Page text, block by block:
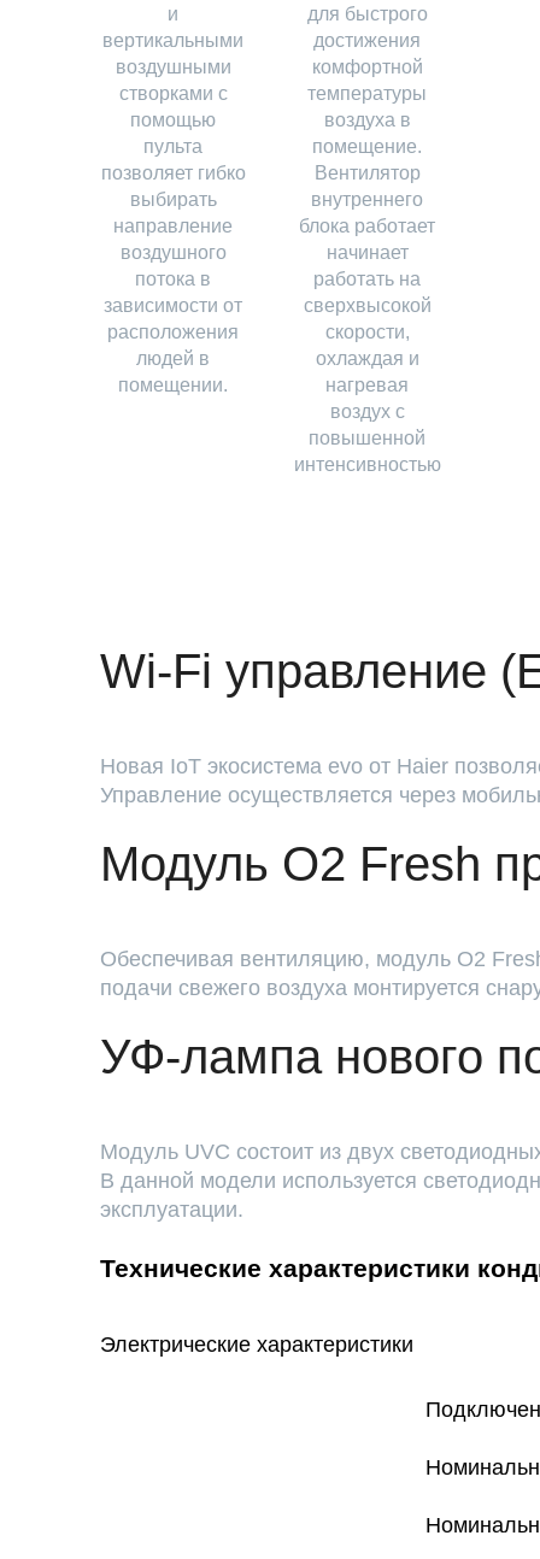
и
вертикальными
воздушными
створками с
помощью
пульта
позволяет гибко
выбирать
направление
воздушного
потока в
зависимости от
расположения
людей в
помещении.
для быстрого
достижения
комфортной
температуры
воздуха в
помещение.
Вентилятор
внутреннего
блока работает
начинает
работать на
сверхвысокой
скорости,
охлаждая и
нагревая
воздух с
повышенной
интенсивностью
Wi-Fi управление
Новая IoT экосистема evo от Haier
Управление осуществляется через
Модуль O2 Fresh
Обеспечивая вентиляцию, модуль O2
подачи свежего воздуха монтируется
УФ-лампа нового
Модуль UVC состоит из двух
В данной модели используется
эксплуатации.
Технические характеристики
Электрические характеристики